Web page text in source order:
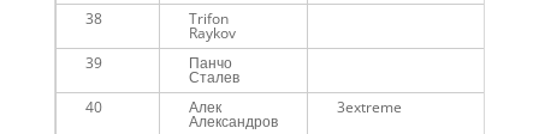
38
Trifon
Raykov
39
Панчо
Сталев
40
Алек
Александров
3extreme